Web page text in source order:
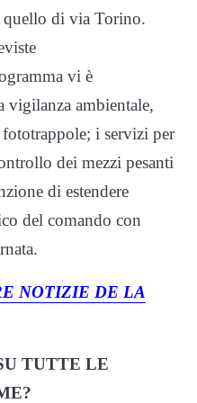
quello di via Torino.
vi è
vigilanza ambientale,
i servizi per
dei mezzi pesanti
di estendere
del comando con
NOTIZIE DE LA
TUTTE LE